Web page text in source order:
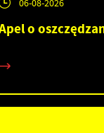
06-08-2026
o